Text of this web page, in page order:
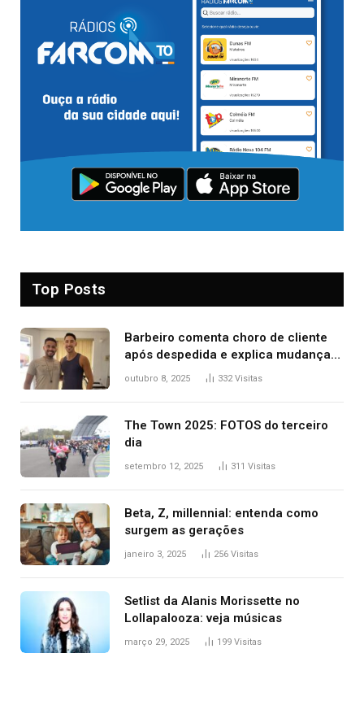
Top Posts
Barbeiro comenta choro de cliente
após despedida e explica mudança
para o TO: ‘Não esperava atingir
outubro 8, 2025 332Visitas
The Town 2025: FOTOS do terceiro
dia
setembro 12, 2025 311 Visitas
Beta, Z, millennial: entenda como
surgem as gerações
janeiro 3, 2025 256 Visitas
Setlist da Alanis Morissette no
Lollapalooza: veja músicas
março 29, 2025 199 Visitas